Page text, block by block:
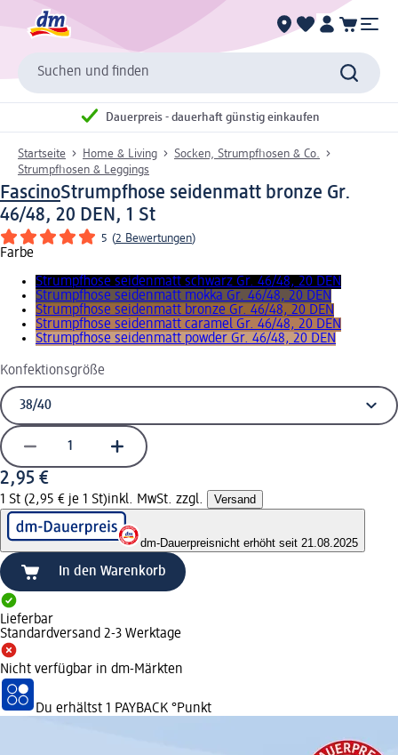
Suchen und finden
Dauerpreis - dauerhaft günstig einkaufen
Startseite Home & Living
Socken, Strumpfhosen & Co.
Strumpfhosen & Leggings
FascinoStrumpfhose seidenmatt bronze Gr.
46/48, 20 DEN, 1 St
5 (2 Bewertungen)
Farbe
Strumpfhose seidenmatt schwarz Gr. 46/48, 20 DEN
Strumpfhose seidenmatt mokka Gr. 46/48, 20 DEN
Strumpfhose seidenmatt bronze Gr. 46/48, 20 DEN
Strumpfhose seidenmatt caramel Gr. 46/48, 20 DEN
Strumpfhose seidenmatt powder Gr. 46/48, 20 DEN
Konfektionsgröße
2,95 €
1 St (2,95 € je 1 St)inkl. MwSt. zzgl. Versand
dm-Dauerpreisnicht erhöht seit 21.08.2025
In den Warenkorb
Lieferbar
Standardversand 2-3 Werktage
Nicht verfügbar in dm-Märkten
Du erhältst 1 PAYBACK °Punkt